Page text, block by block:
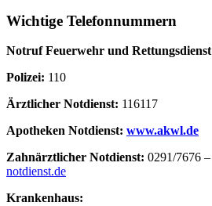
Wichtige Telefonnummern
Notruf Feuerwehr und
Polizei: 110
Ärztlicher Notdienst: 116117
Apotheken Notdienst: www.akwl.de
Zahnärztlicher Notdienst: 0291/7676 –
notdienst.de
Krankenhaus: